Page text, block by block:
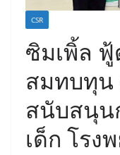
CSR
ซิมเพิ้ล ฟู้
สมทบทุน
สนับสนุน
เด็ก โรง